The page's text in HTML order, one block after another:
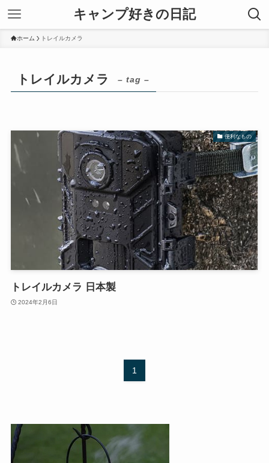
キャンプ好きの日記
ホーム トレイルカメラ
トレイルカメラ – tag –
便利なもの
トレイルカメラ 日本製
2024年2月6日
1